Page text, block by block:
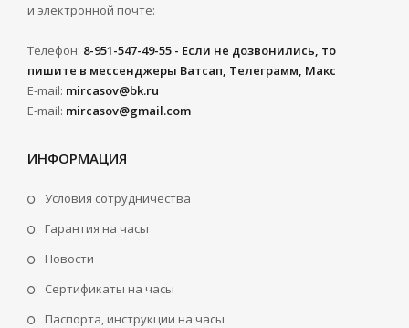
и электронной почте:
Телефон: 8-951-547-49-55 - Если не дозвонились, то
пишите в мессенджеры Ватсап, Телеграмм, Макс
E-mail: mircasov@bk.ru
E-mail: mircasov@gmail.com
ИНФОРМАЦИЯ
Условия сотрудничества
Гарантия на часы
Новости
Сертификаты на часы
Паспорта, инструкции на часы